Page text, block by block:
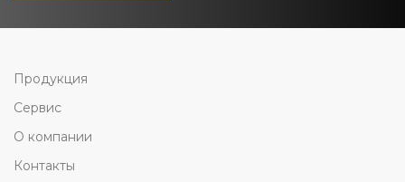
Продукция
Сервис
О компании
Контакты